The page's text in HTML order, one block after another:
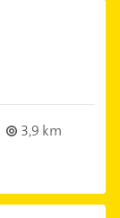
3,9 km